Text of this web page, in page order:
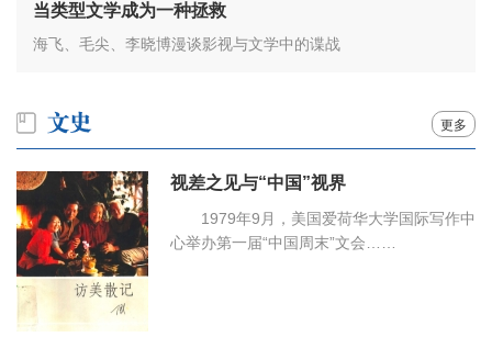
当类型文学成为一种拯救
海飞、毛尖、李晓博漫谈影视与文学中的谍战
更多
视差之见与“中国”视界
1979年9月，美国爱荷华大学国际写作中
心举办第一届“中国周末”文会……